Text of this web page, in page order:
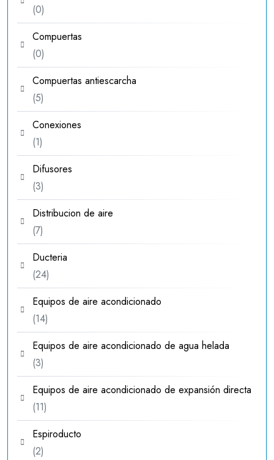
00
productos
Compuertas
00
productos
Compuertas antiescarcha
55
productos
Conexiones
11
producto
Difusores
33
productos
Distribucion de aire
77
productos
Ducteria
2424
productos
Equipos de aire acondicionado
1414
productos
Equipos de aire acondicionado de agua helada
33
productos
Equipos de aire acondicionado de expansión directa
1111
productos
Espiroducto
22